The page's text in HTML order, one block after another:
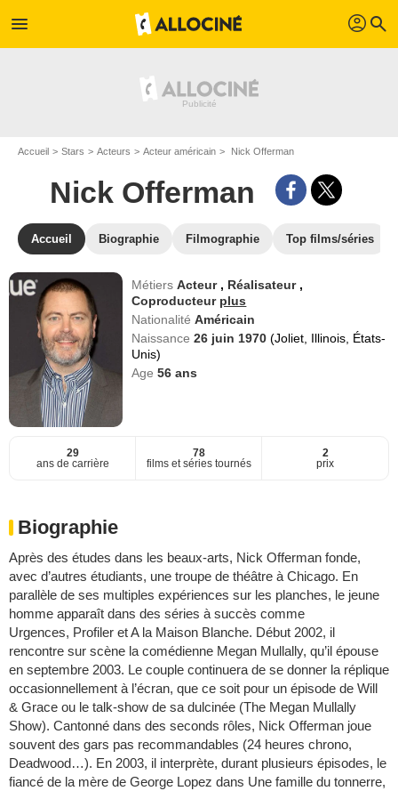
menu profil search
Accueil Stars Acteurs Acteur américain Nick Offerman
Nick Offerman
Accueil Biographie Filmographie Top films/séries
MétiersActeur , Réalisateur ,
Coproducteur plus
NationalitéAméricain
Naissance26 juin 1970(Joliet, Illinois, États-
Unis)
Age56 ans
29
ans de carrière
78
films et séries tournés
2
prix
Biographie
Après des études dans les beaux-arts, Nick Offerman fonde,
avec d’autres étudiants, une troupe de théâtre à Chicago. En
parallèle de ses multiples expériences sur les planches, le jeune
homme apparaît dans des séries à succès comme
Urgences, Profiler et A la Maison Blanche. Début 2002, il
rencontre sur scène la comédienne Megan Mullally, qu’il épouse
en septembre 2003. Le couple continuera de se donner la réplique
occasionnellement à l’écran, que ce soit pour un épisode de Will
& Grace ou le talk-show de sa dulcinée (The Megan Mullally
Show). Cantonné dans des seconds rôles, Nick Offerman joue
souvent des gars pas recommandables (24 heures chrono,
Deadwood…). En 2003, il interprète, durant plusieurs épisodes, le
fiancé de la mère de George Lopez dans Une famille du tonnerre,